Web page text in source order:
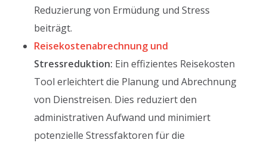
Reduzierung von Ermüdung und Stress
beiträgt.
Reisekostenabrechnung und
Stressreduktion: Ein effizientes Reisekosten
Tool erleichtert die Planung und Abrechnung
von Dienstreisen. Dies reduziert den
administrativen Aufwand und minimiert
potenzielle Stressfaktoren für die